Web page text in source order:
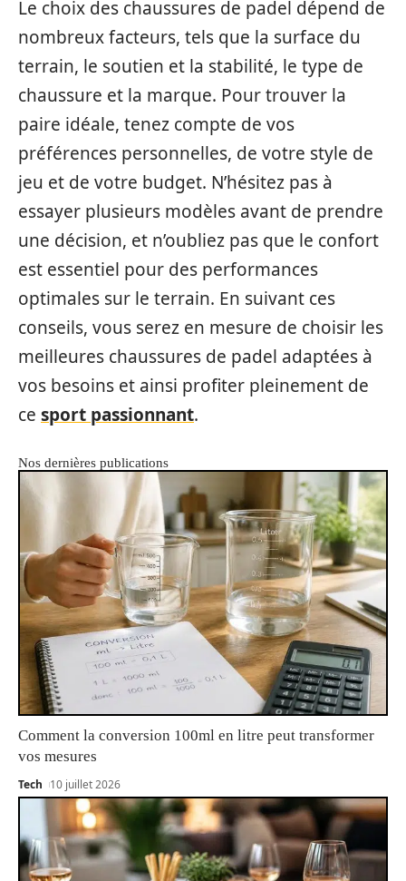
Le choix des chaussures de padel dépend de
nombreux facteurs, tels que la surface du
terrain, le soutien et la stabilité, le type de
chaussure et la marque. Pour trouver la
paire idéale, tenez compte de vos
préférences personnelles, de votre style de
jeu et de votre budget. N’hésitez pas à
essayer plusieurs modèles avant de prendre
une décision, et n’oubliez pas que le confort
est essentiel pour des performances
optimales sur le terrain. En suivant ces
conseils, vous serez en mesure de choisir les
meilleures chaussures de padel adaptées à
vos besoins et ainsi profiter pleinement de
ce sport passionnant.
Nos dernières publications
Comment la conversion 100ml en litre peut transformer
vos mesures
Tech 10 juillet 2026